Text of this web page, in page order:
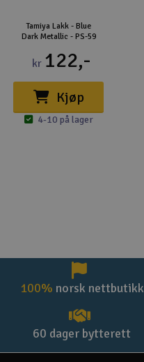
Tamiya Lakk - Blue
Dark Metallic - PS-59
kr 122,-
Kjøp
4-10 på lager
100% norsk nettbutikk
60 dager bytterett